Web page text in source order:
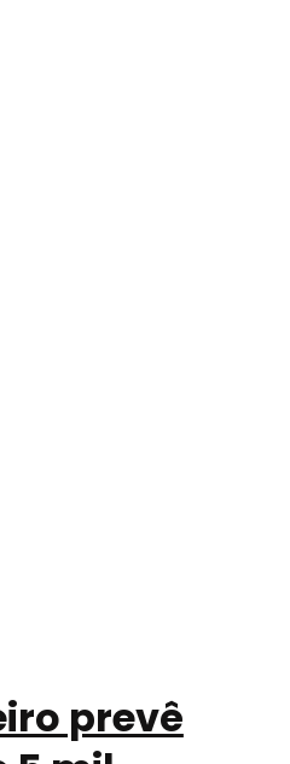
prevê